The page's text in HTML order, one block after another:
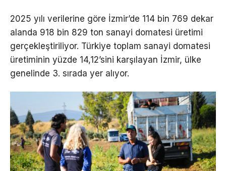
2025 yılı verilerine göre İzmir’de 114 bin 769 dekar
alanda 918 bin 829 ton sanayi domatesi üretimi
gerçekleştiriliyor. Türkiye toplam sanayi domatesi
üretiminin yüzde 14,12’sini karşılayan İzmir, ülke
genelinde 3. sırada yer alıyor.